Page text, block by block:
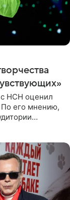
с НСН оценил
По его мнению,